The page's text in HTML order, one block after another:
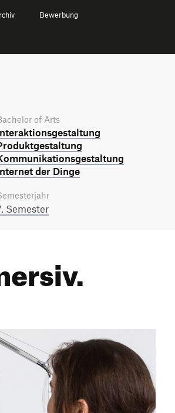
Bewerbung
of Arts
der Dinge
Semester